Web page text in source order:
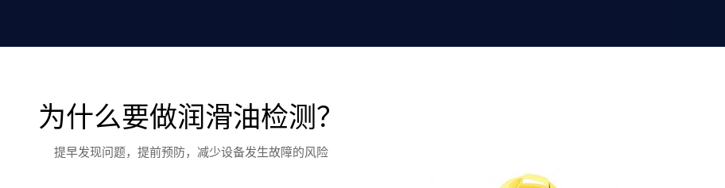
为什么要做润滑油检测？
提早发现问题，提前预防，减少设备发生故障的风险